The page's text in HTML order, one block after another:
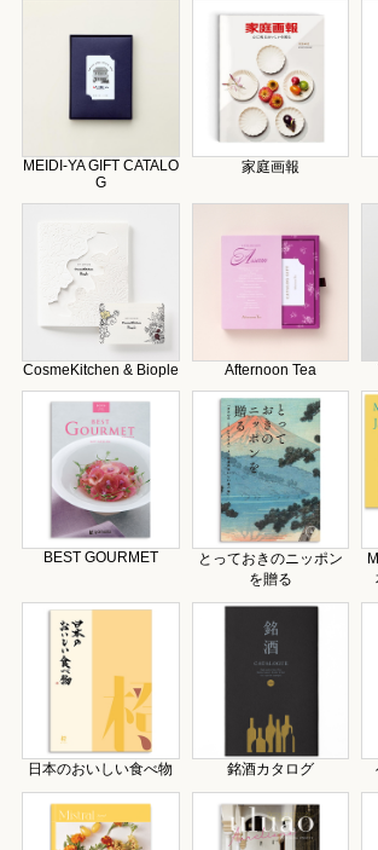
MEIDI-YA GIFT CATALO
G
家庭画報
CosmeKitchen & Biople Afternoon Tea
BEST GOURMET
とっておきのニッポン
を贈る
日本のおいしい食べ物 銘酒カタログ